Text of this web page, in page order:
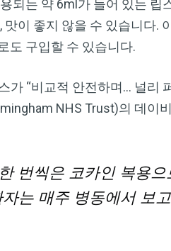
되는 약 6ml가 들어 있는
이 좋지 않을 수 있습니다.
도 구입할 수 있습니다.
가 “비교적 안전하며... 널리
NHS Trust)의 데이
번씩은 코카인 복용
는 매주 병동에서 보
료로
검열이나 전자정보 감시 없는
현의 자유
지금
개인정보